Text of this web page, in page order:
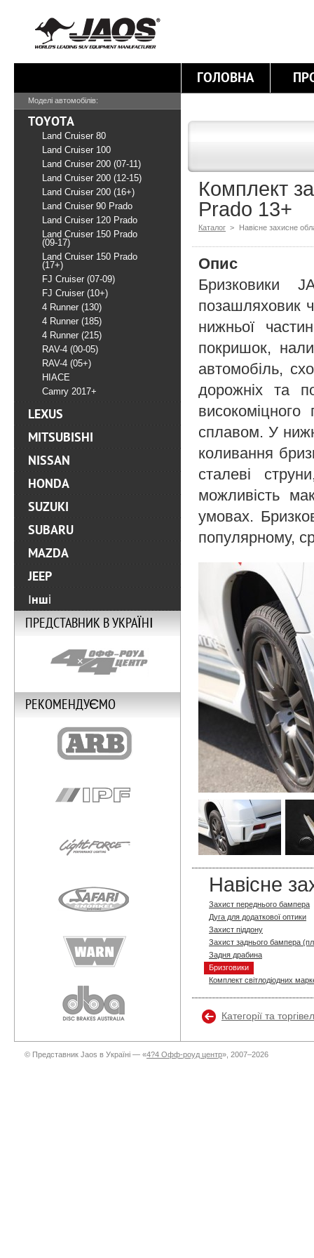
ГОЛОВНА
Комплект
Prado 13+
Каталог > Навісне захисне
Опис
Бризковики
позашляховик
нижньої
покришок,
автомобіль,
дорожніх та
високоміцного
сплавом. У
коливання
сталеві
можливість
умовах.
популярному,
Навісне
Захист переднього бампера
Дуга для додаткової оптики
Захист піддону
Захист заднього бампера
Задня драбина
Бризговики
Комплект світлодіодних
Категорії та
Моделі автомобілів:
TOYOTA
Land Cruiser 80
Land Cruiser 100
Land Cruiser 200 (07-11)
Land Cruiser 200 (12-15)
Land Cruiser 200 (16+)
Land Cruiser 90 Prado
Land Cruiser 120 Prado
Land Cruiser 150 Prado
(09-17)
Land Cruiser 150 Prado
(17+)
FJ Cruiser (07-09)
FJ Cruiser (10+)
4 Runner (130)
4 Runner (185)
4 Runner (215)
RAV-4 (00-05)
RAV-4 (05+)
HIACE
Camry 2017+
LEXUS
MITSUBISHI
NISSAN
HONDA
SUZUKI
SUBARU
MAZDA
JEEP
Інші
ПРЕДСТАВНИК В УКРАЇНІ
РЕКОМЕНДУЄМО
© Представник Jaos в Україні — «4?4 Офф-роуд центр», 2007–2026